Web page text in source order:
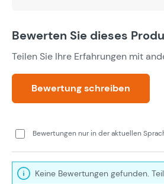
Bewerten Sie dieses
Teilen Sie Ihre Erfahrungen mit
Bewertung schreiben
Bewertungen nur in der aktuellen
Keine Bewertungen gefunden.